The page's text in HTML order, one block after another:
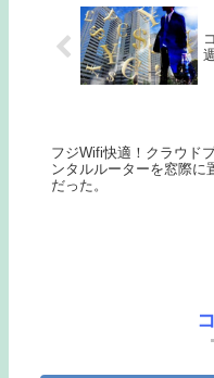
フジWifi快適！クラウド
ンタルルーターを窓際に
だった。